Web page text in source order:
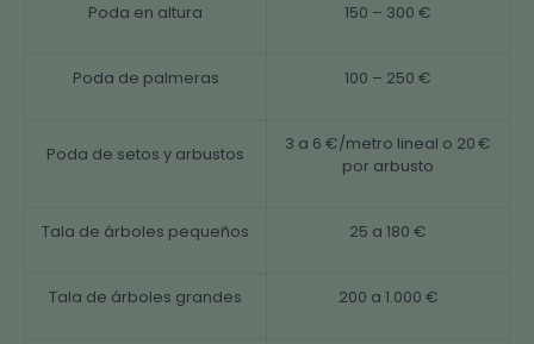
Poda en altura 150 – 300 €
Poda de palmeras 100 – 250 €
Poda de setos y arbustos
3 a 6 €/metro lineal o 20 €
por arbusto
Tala de árboles pequeños 25 a 180 €
Tala de árboles grandes 200 a 1.000 €